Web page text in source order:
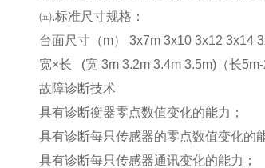
㈤.标准尺寸规格：
台面尺寸（m） 3x7m 3x10 3x12 3x14
宽×长 (宽 3m 3.2m 3.4m 3.5m)（长5m-
故障诊断技术
具有诊断衡器零点数值变化的能力；
具有诊断每只传感器的零点数值变化的
具有诊断每只传感器通讯变化的能力；